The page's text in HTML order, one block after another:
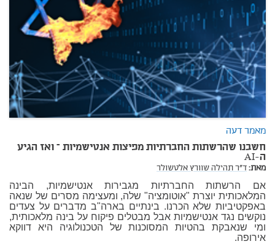
מאמר דעה
חשבנו שהרשתות החברתיות מפיצות אנטישמיות – ואז הגיע
ה-AI
מאת:ד"ר תהילה שוורץ אלטשולר
אם הרשתות החברתיות מגבירות אנטישמיות, הבינה
המלאכותית יוצרת "אוטומציה" שלה, ומעצימה מסרים של שנאה
באפקטיביות שלא הכרנו. בינתיים בארה"ב מדברים על צעדים
נוקשים נגד אנטישמיות אבל מבטלים פיקוח על בינה מלאכותית,
ומי שנאבקת בהטיות המסוכנות של הטכנולוגיה היא דווקא
אירופה.